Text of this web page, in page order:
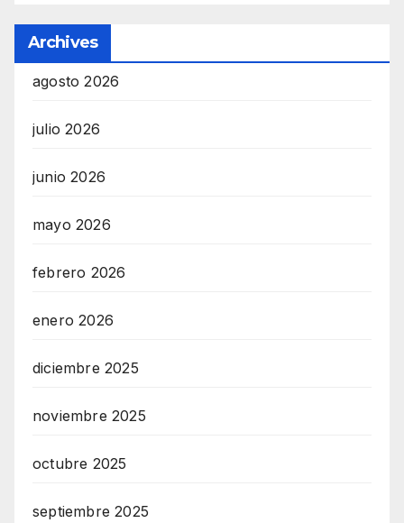
a
n
d
U
L
R
I
E
L
N
Archives
agosto 2026
julio 2026
junio 2026
mayo 2026
febrero 2026
enero 2026
diciembre 2025
noviembre 2025
octubre 2025
septiembre 2025